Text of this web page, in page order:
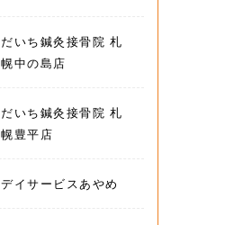
だいち鍼灸接骨院 札
幌中の島店
だいち鍼灸接骨院 札
幌豊平店
デイサービスあやめ